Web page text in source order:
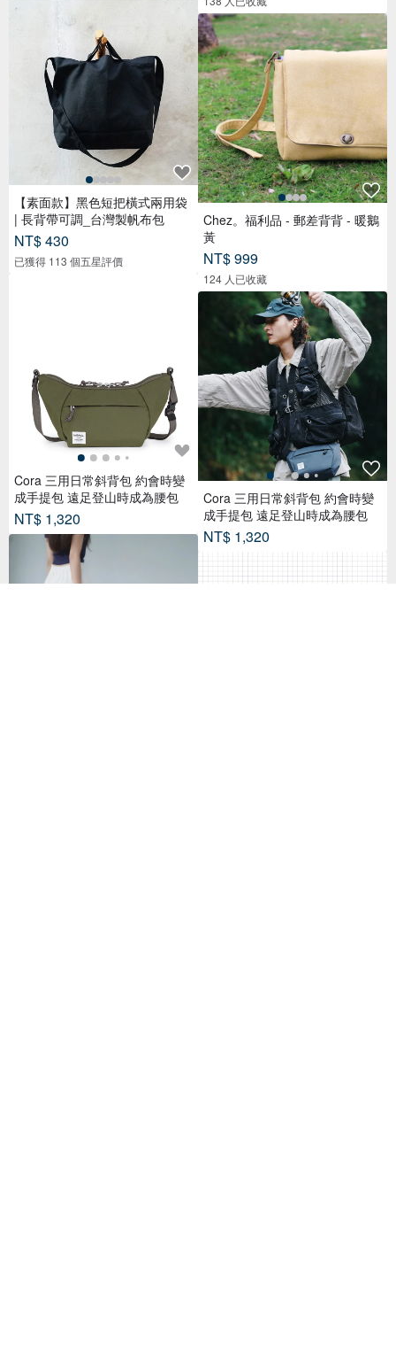
【素面款】黑色短把橫式兩用袋
| 長背帶可調_台灣製帆布包
NT$ 430
已獲得 113 個五星評價
Cora 三用日常斜背包 約會時變
成手提包 遠足登山時成為腰包
NT$ 1,320
Chez。福利品 - 郵差背背 - 暖鵝
黃
NT$ 999
124 人已收藏
Cora 三用日常斜背包 約會時變
成手提包 遠足登山時成為腰包
NT$ 1,320